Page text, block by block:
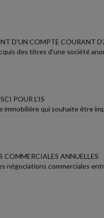
D'UN COMPTE COURANT
des titres d'une société
POUR L'IS
immobilière qui souhaite être
ANNUELLES
négociations commerciales